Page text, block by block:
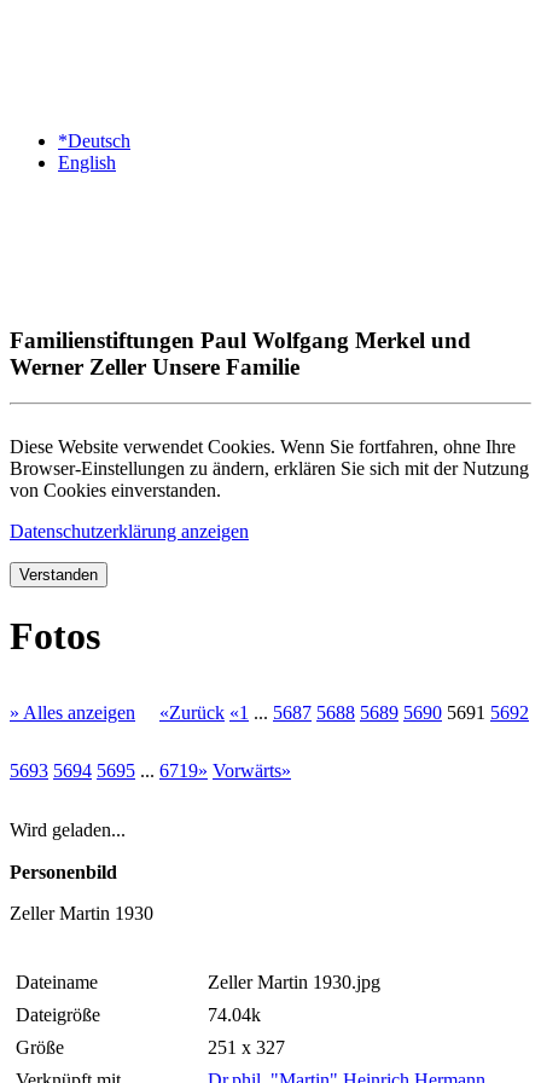
*Deutsch
English
Familienstiftungen Paul Wolfgang Merkel und
Werner Zeller Unsere Familie
Diese Website verwendet Cookies. Wenn Sie fortfahren, ohne Ihre
Browser-Einstellungen zu ändern, erklären Sie sich mit der Nutzung
von Cookies einverstanden.
Datenschutzerklärung anzeigen
Verstanden
Fotos
» Alles anzeigen «Zurück «1 ... 5687 5688 5689 5690 5691 5692
5693 5694 5695 ... 6719» Vorwärts»
Wird geladen...
Personenbild
Zeller Martin 1930
Dateiname
Zeller Martin 1930.jpg
Dateigröße
74.04k
Größe
251 x 327